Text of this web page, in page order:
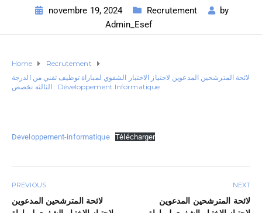
novembre 19, 2024 Recrutement
by
Admin_Esef
Home
Recrutement
لائحة المترشحين المدعوين لاجتياز الاختبار الشفوي لمباراة توظيف تقني من الدرجة
الثالثة تخصص : Développement Informatique
Developpement-informatique Télécharger
PREVIOUS
لائحة المترشحين المدعوين
NEXT
لائحة المترشحين المدعوين